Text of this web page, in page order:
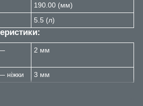
190.00 (мм)
5.5 (л)
2 мм
ніжки 3 мм